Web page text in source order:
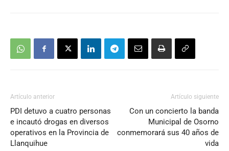
Artículo anterior
PDI detuvo a cuatro personas
e incautó drogas en diversos
operativos en la Provincia de
Llanquihue
Artículo siguiente
Con un concierto la banda
Municipal de Osorno
conmemorará sus 40 años de
vida